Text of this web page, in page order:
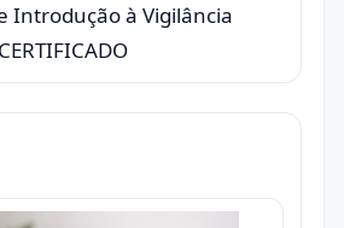
Introdução à Vigilância